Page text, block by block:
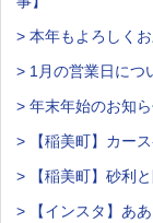
> 本年もよろしくお
> 1月の営業日につ
> 年末年始のお知ら
> 【稲美町】カー
> 【稲美町】砂利
> 【インスタ】あ